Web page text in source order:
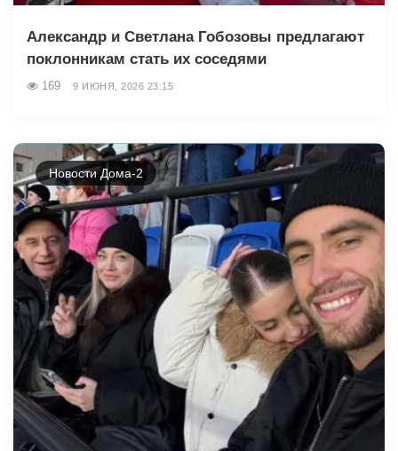
Александр и Светлана Гобозовы предлагают
поклонникам стать их соседями
169 9 ИЮНЯ, 2026 23:15
Новости Дома-2